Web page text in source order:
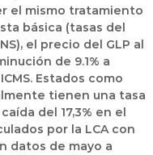
el mismo tratamiento
básica (tasas del
el precio del GLP al
de 9.1% a
Estados como
tienen una tasa
del 17,3% en el
por la LCA con
datos de mayo a